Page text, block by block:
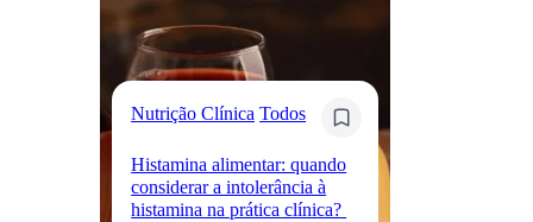
Nutrição Clínica Todos
Histamina alimentar: quando
considerar a intolerância à
histamina na prática clínica?